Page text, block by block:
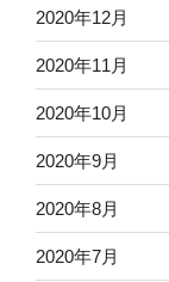
2020年12月
2020年11月
2020年10月
2020年9月
2020年8月
2020年7月